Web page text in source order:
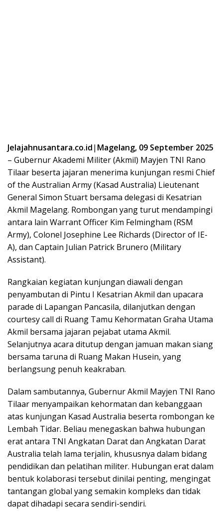
Jelajahnusantara.co.id| Magelang, 09 September 2025
– Gubernur Akademi Militer (Akmil) Mayjen TNI Rano
Tilaar beserta jajaran menerima kunjungan resmi Chief
of the Australian Army (Kasad Australia) Lieutenant
General Simon Stuart bersama delegasi di Kesatrian
Akmil Magelang. Rombongan yang turut mendampingi
antara lain Warrant Officer Kim Felmingham (RSM
Army), Colonel Josephine Lee Richards (Director of IE-
A), dan Captain Julian Patrick Brunero (Military
Assistant).
Rangkaian kegiatan kunjungan diawali dengan
penyambutan di Pintu I Kesatrian Akmil dan upacara
parade di Lapangan Pancasila, dilanjutkan dengan
courtesy call di Ruang Tamu Kehormatan Graha Utama
Akmil bersama jajaran pejabat utama Akmil.
Selanjutnya acara ditutup dengan jamuan makan siang
bersama taruna di Ruang Makan Husein, yang
berlangsung penuh keakraban.
Dalam sambutannya, Gubernur Akmil Mayjen TNI Rano
Tilaar menyampaikan kehormatan dan kebanggaan
atas kunjungan Kasad Australia beserta rombongan ke
Lembah Tidar. Beliau menegaskan bahwa hubungan
erat antara TNI Angkatan Darat dan Angkatan Darat
Australia telah lama terjalin, khususnya dalam bidang
pendidikan dan pelatihan militer. Hubungan erat dalam
bentuk kolaborasi tersebut dinilai penting, mengingat
tantangan global yang semakin kompleks dan tidak
dapat dihadapi secara sendiri-sendiri.